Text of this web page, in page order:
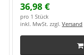
36,98 €
pro 1 Stück
inkl. MwSt. zzgl. Versand